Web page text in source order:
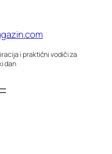
i praktični vodiči za
dan